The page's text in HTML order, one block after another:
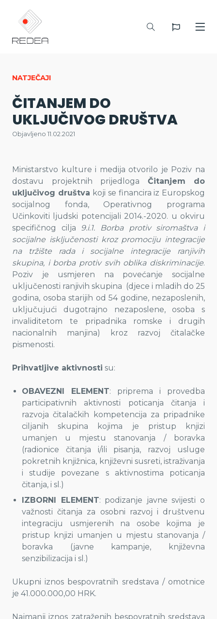
NATJEČAJI
ČITANJEM DO
UKLJUČIVOG DRUŠTVA
Objavljeno 11.02.2021
Ministarstvo kulture i medija otvorilo je Poziv na
dostavu projektnih prijedloga Čitanjem do
uključivog društva koji se financira iz Europskog
socijalnog fonda, Operativnog programa
Učinkoviti ljudski potencijali 2014.-2020. u okviru
specifičnog cilja 9.i.1. Borba protiv siromaštva i
socijalne isključenosti kroz promociju integracije
na tržište rada i socijalne integracije ranjivih
skupina, i borba protiv svih oblika diskriminacije.
Poziv je usmjeren na povećanje socijalne
uključenosti ranjivih skupina (djece i mladih do 25
godina, osoba starijih od 54 godine, nezaposlenih,
uključujući dugotrajno nezaposlene, osoba s
invaliditetom te pripadnika romske i drugih
nacionalnih manjina) kroz razvoj čitalačke
pismenosti.
Prihvatljive aktivnosti su:
OBAVEZNI ELEMENT: priprema i provedba
participativnih aktivnosti poticanja čitanja i
razvoja čitalačkih kompetencija za pripadnike
ciljanih skupina kojima je pristup knjizi
umanjen u mjestu stanovanja / boravka
(radionice čitanja i/ili pisanja, razvoj usluge
pokretnih knjižnica, književni susreti, istraživanja
i studije povezane s aktivnostima poticanja
čitanja, i sl.)
IZBORNI ELEMENT: podizanje javne svijesti o
važnosti čitanja za osobni razvoj i društvenu
integraciju usmjerenih na osobe kojima je
pristup knjizi umanjen u mjestu stanovanja /
boravka (javne kampanje, književna
senzibilizacija i sl.)
Ukupni iznos bespovratnih sredstava / omotnice
je 41.000.000,00 HRK.
Najmanji iznos zatraženih bespovratnih sredstava